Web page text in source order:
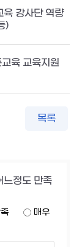
강사단 역량
)
육 교육지원
목록
느정도 만족
매우